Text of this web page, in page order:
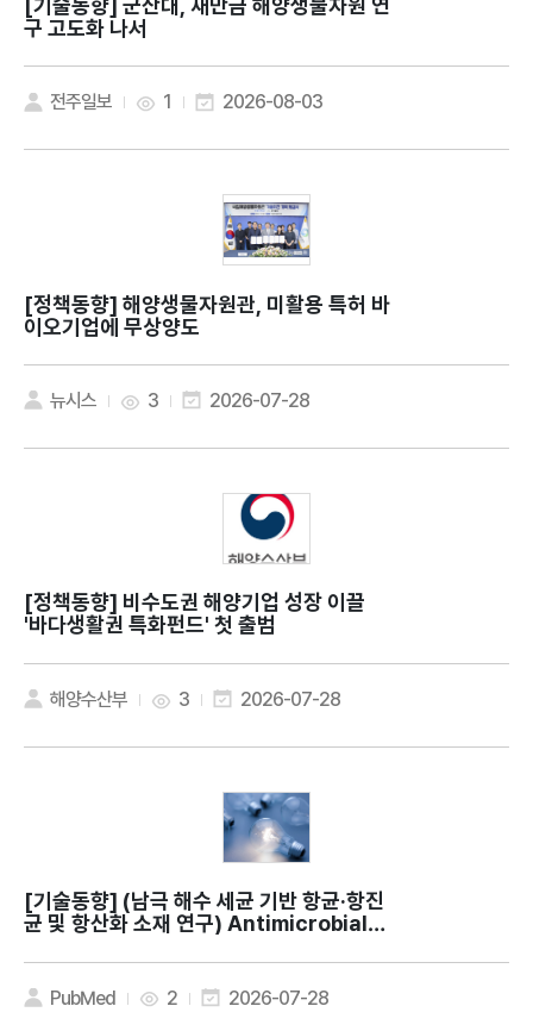
[기술동향]
구 고도화 나서
전주일보 1 2026-08-03
[정책동향]
이오기업에 무상양도
뉴시스 3 2026-07-28
[정책동향]
'바다생활권 특화펀드' 첫 출범
해양수산부 3 2026-07-28
[기술동향]
균 및 항산화 소재 연구) Antimicrobial a
obacterium phyllosphaerae KS504
39 isolated from Antarctic seawat
er
PubMed 2 2026-07-28